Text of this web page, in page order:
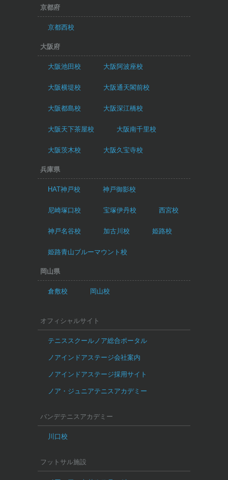
京都府
京都西校
大阪府
大阪池田校 大阪阿波座校
大阪横堤校 大阪通天閣前校
大阪都島校 大阪深江橋校
大阪天下茶屋校 大阪南千里校
大阪茨木校 大阪久宝寺校
兵庫県
HAT神戸校 神戸御影校
尼崎塚口校 宝塚伊丹校 西宮校
神戸名谷校 加古川校 姫路校
姫路青山ブルーマウント校
岡山県
倉敷校 岡山校
オフィシャルサイト
テニススクールノア総合ポータル
ノアインドアステージ会社案内
ノアインドアステージ採用サイト
ノア・ジュニアテニスアカデミー
バンデテニスアカデミー
川口校
フットサル施設